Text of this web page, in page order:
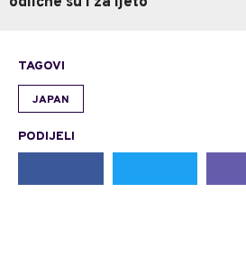
TAGOVI
JAPAN
PODIJELI